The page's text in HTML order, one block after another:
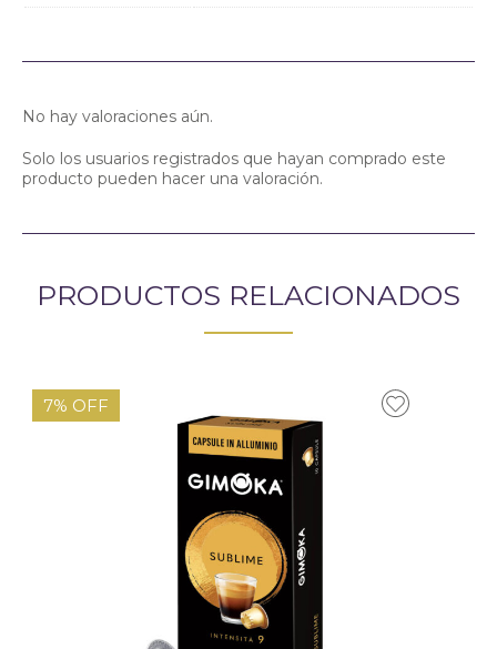
No hay valoraciones aún.
Solo los usuarios registrados que hayan comprado este
producto pueden hacer una valoración.
PRODUCTOS RELACIONADOS
7% OFF